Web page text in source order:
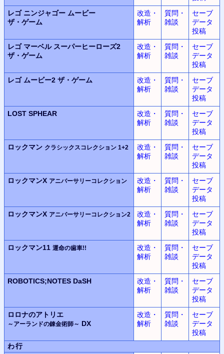
レゴ ニンジャゴー ムービー
ザ・ゲーム
改造・
解析
質問・
雑談
セーブ
データ
投稿
レゴ マーベル スーパーヒーローズ2
ザ・ゲーム
改造・
解析
質問・
雑談
セーブ
データ
投稿
レゴ ムービー2 ザ・ゲーム
改造・
解析
質問・
雑談
セーブ
データ
投稿
LOST SPHEAR
改造・
解析
質問・
雑談
セーブ
データ
投稿
ロックマン クラシックスコレクション 1+2
改造・
解析
質問・
雑談
セーブ
データ
投稿
ロックマンX アニバーサリーコレクション
改造・
解析
質問・
雑談
セーブ
データ
投稿
ロックマンX アニバーサリーコレクション2
改造・
解析
質問・
雑談
セーブ
データ
投稿
ロックマン11 運命の歯車!!
改造・
解析
質問・
雑談
セーブ
データ
投稿
ROBOTICS;NOTES DaSH
改造・
解析
質問・
雑談
セーブ
データ
投稿
ロロナのアトリエ
～アーランドの錬金術師～ DX
改造・
解析
質問・
雑談
セーブ
データ
投稿
わ行